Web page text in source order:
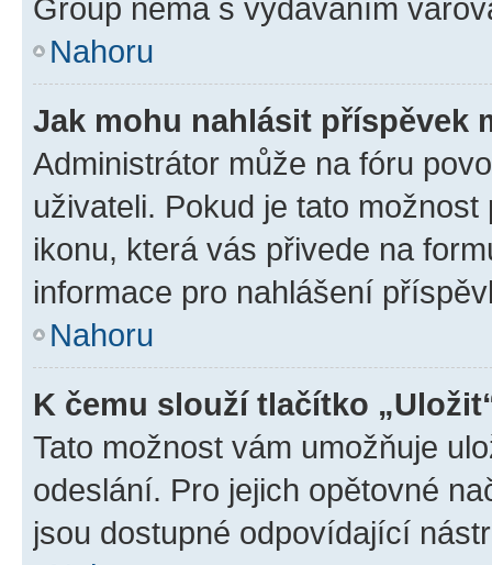
Group nemá s vydáváním
Nahoru
Jak mohu nahlásit příspěvek
Administrátor může na fóru
uživateli. Pokud je tato
ikonu, která vás přivede na
informace pro nahlášení
Nahoru
K čemu slouží tlačítko
Tato možnost vám umožňuje
odeslání. Pro jejich opětovné
jsou dostupné odpovídající